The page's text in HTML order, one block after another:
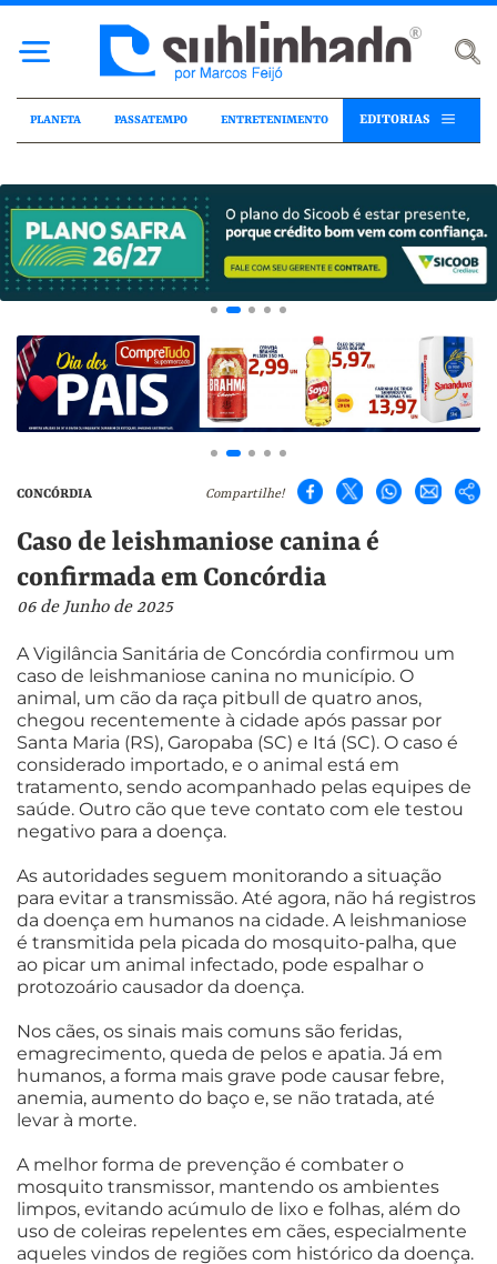
PLANETA PASSATEMPO ENTRETENIMENTO EDITORIAS
CONCÓRDIA Compartilhe!
Caso de leishmaniose canina é
confirmada em Concórdia
06 de Junho de 2025
A Vigilância Sanitária de Concórdia confirmou um
caso de leishmaniose canina no município. O
animal, um cão da raça pitbull de quatro anos,
chegou recentemente à cidade após passar por
Santa Maria (RS), Garopaba (SC) e Itá (SC). O caso é
considerado importado, e o animal está em
tratamento, sendo acompanhado pelas equipes de
saúde. Outro cão que teve contato com ele testou
negativo para a doença.
As autoridades seguem monitorando a situação
para evitar a transmissão. Até agora, não há registros
da doença em humanos na cidade. A leishmaniose
é transmitida pela picada do mosquito-palha, que
ao picar um animal infectado, pode espalhar o
protozoário causador da doença.
Nos cães, os sinais mais comuns são feridas,
emagrecimento, queda de pelos e apatia. Já em
humanos, a forma mais grave pode causar febre,
anemia, aumento do baço e, se não tratada, até
levar à morte.
A melhor forma de prevenção é combater o
mosquito transmissor, mantendo os ambientes
limpos, evitando acúmulo de lixo e folhas, além do
uso de coleiras repelentes em cães, especialmente
aqueles vindos de regiões com histórico da doença.